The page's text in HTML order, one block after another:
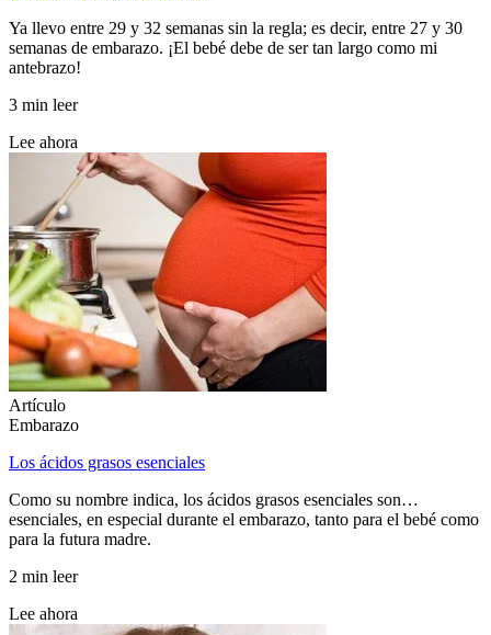
Ya llevo entre 29 y 32 semanas sin la regla; es decir, entre 27 y 30
semanas de embarazo. ¡El bebé debe de ser tan largo como mi
antebrazo!
3 min leer
Lee ahora
Artículo
Embarazo
Los ácidos grasos esenciales
Como su nombre indica, los ácidos grasos esenciales son…
esenciales, en especial durante el embarazo, tanto para el bebé como
para la futura madre.
2 min leer
Lee ahora